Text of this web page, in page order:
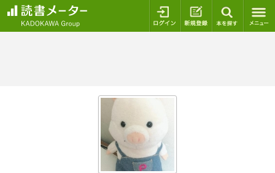
ログイン 新規登録